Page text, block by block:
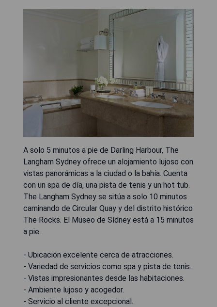
A solo 5 minutos a pie de Darling Harbour, The
Langham Sydney ofrece un alojamiento lujoso con
vistas panorámicas a la ciudad o la bahía. Cuenta
con un spa de día, una pista de tenis y un hot tub.
The Langham Sydney se sitúa a solo 10 minutos
caminando de Circular Quay y del distrito histórico
The Rocks. El Museo de Sídney está a 15 minutos
a pie.
- Ubicación excelente cerca de atracciones.
- Variedad de servicios como spa y pista de tenis.
- Vistas impresionantes desde las habitaciones.
- Ambiente lujoso y acogedor.
- Servicio al cliente excepcional.